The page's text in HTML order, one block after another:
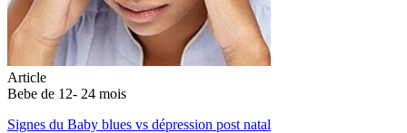
Article
Bebe de 12- 24 mois
Signes du Baby blues vs dépression post natal